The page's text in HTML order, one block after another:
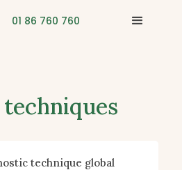
01 86 760 760
technique global